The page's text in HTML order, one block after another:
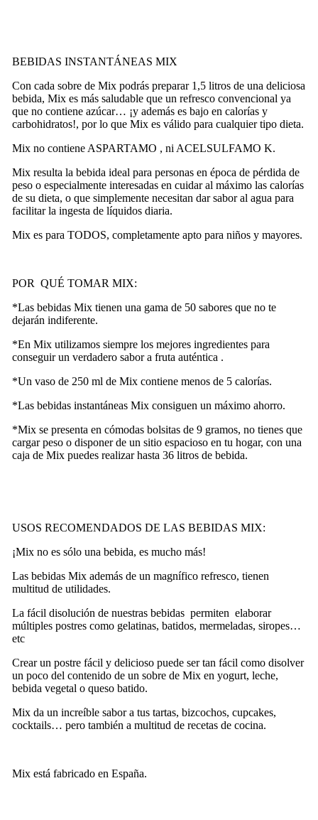
BEBIDAS INSTANTÁNEAS MIX
Con cada sobre de Mix podrás preparar 1,5 litros de una deliciosa
bebida, Mix es más saludable que un refresco convencional ya
que no contiene azúcar… ¡y además es bajo en calorías y
carbohidratos!, por lo que Mix es válido para cualquier tipo dieta.
Mix no contiene ASPARTAMO , ni ACELSULFAMO K.
Mix resulta la bebida ideal para personas en época de pérdida de
peso o especialmente interesadas en cuidar al máximo las calorías
de su dieta, o que simplemente necesitan dar sabor al agua para
facilitar la ingesta de líquidos diaria.
Mix es para TODOS, completamente apto para niños y mayores.
POR QUÉ TOMAR MIX:
*Las bebidas Mix tienen una gama de 50 sabores que no te
dejarán indiferente.
*En Mix utilizamos siempre los mejores ingredientes para
conseguir un verdadero sabor a fruta auténtica .
*Un vaso de 250 ml de Mix contiene menos de 5 calorías.
*Las bebidas instantáneas Mix consiguen un máximo ahorro.
*Mix se presenta en cómodas bolsitas de 9 gramos, no tienes que
cargar peso o disponer de un sitio espacioso en tu hogar, con una
caja de Mix puedes realizar hasta 36 litros de bebida.
USOS RECOMENDADOS DE LAS BEBIDAS MIX:
¡Mix no es sólo una bebida, es mucho más!
Las bebidas Mix además de un magnífico refresco, tienen
multitud de utilidades.
La fácil disolución de nuestras bebidas permiten elaborar
múltiples postres como gelatinas, batidos, mermeladas, siropes…
etc
Crear un postre fácil y delicioso puede ser tan fácil como disolver
un poco del contenido de un sobre de Mix en yogurt, leche,
bebida vegetal o queso batido.
Mix da un increíble sabor a tus tartas, bizcochos, cupcakes,
cocktails… pero también a multitud de recetas de cocina.
Mix está fabricado en España.